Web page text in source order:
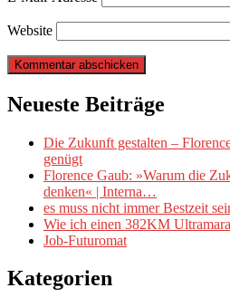
Website
Neueste Beiträge
Die Zukunft gestalten –
genügt
Florence Gaub: »Warum die
denken« | Interna…
es muss nicht immer Bestzeit
Wie ich einen 382KM
Job-Futuromat
Kategorien